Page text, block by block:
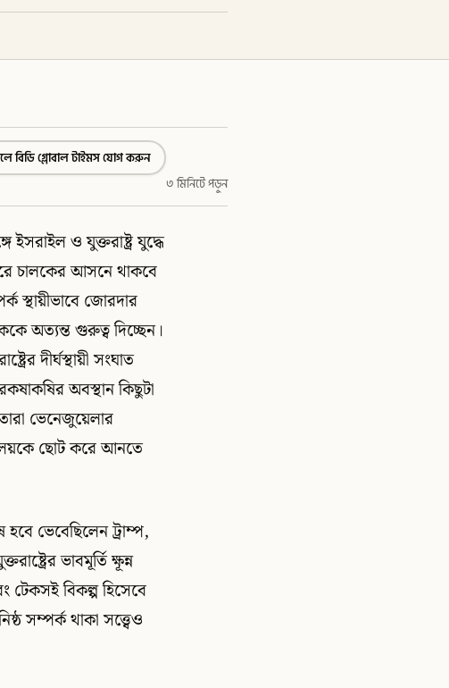
বিডি গ্লোবাল টাইমস যোগ করুন
৩ মিনিটে পড়ুন
ইসরাইল ও যুক্তরাষ্ট্র যুদ্ধে
চালকের আসনে থাকবে
স্থায়ীভাবে জোরদার
অত্যন্ত গুরুত্ব দিচ্ছেন।
দীর্ঘস্থায়ী সংঘাত
অবস্থান কিছুটা
ভেনেজুয়েলার
ছোট করে আনতে
ভেবেছিলেন ট্রাম্প,
ভাবমূর্তি ক্ষূন্ন
টেকসই বিকল্প হিসেবে
সম্পর্ক থাকা সত্ত্বেও